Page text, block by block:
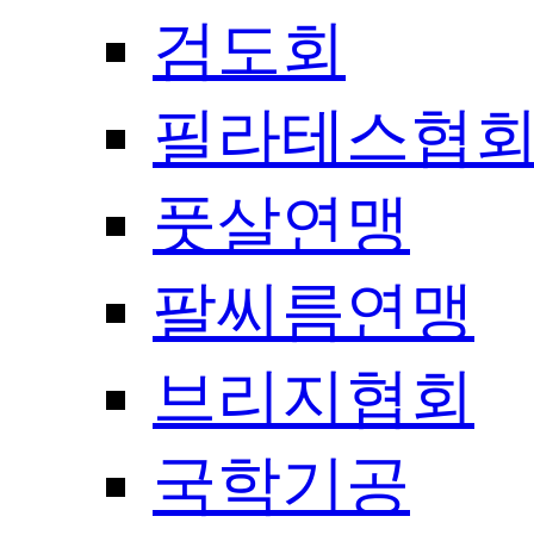
검도회
필라테스협
풋살연맹
팔씨름연맹
브리지협회
국학기공